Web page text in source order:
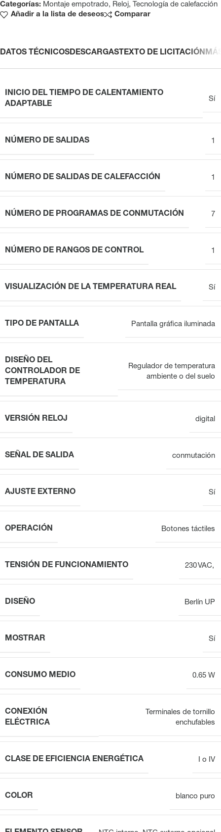
Categorías: Montaje empotrado, Reloj, Tecnología de calefacción
Añadir a la lista de deseos
Comparar
DATOS TÉCNICOSDESCARGASTEXTO DE LICITACIÓN
INICIO DEL TIEMPO DE CALENTAMIENTO
ADAPTABLE
Sí
NÚMERO DE SALIDAS 1
NÚMERO DE SALIDAS DE CALEFACCIÓN 1
NÚMERO DE PROGRAMAS DE CONMUTACIÓN 7
NÚMERO DE RANGOS DE CONTROL 1
VISUALIZACIÓN DE LA TEMPERATURA REAL Sí
TIPO DE PANTALLA Pantalla gráfica iluminada
DISEÑO DEL
CONTROLADOR DE
TEMPERATURA
Regulador de temperatura
ambiente o del suelo
VERSIÓN RELOJ digital
SEÑAL DE SALIDA conmutación
AJUSTE EXTERNO Sí
OPERACIÓN Botones táctiles
TENSIÓN DE FUNCIONAMIENTO 230 VAC,
DISEÑO Berlín UP
MOSTRAR Sí
CONSUMO MEDIO 0.65 W
CONEXIÓN
ELÉCTRICA
Terminales de tornillo
enchufables
CLASE DE EFICIENCIA ENERGÉTICA I o IV
COLOR blanco puro